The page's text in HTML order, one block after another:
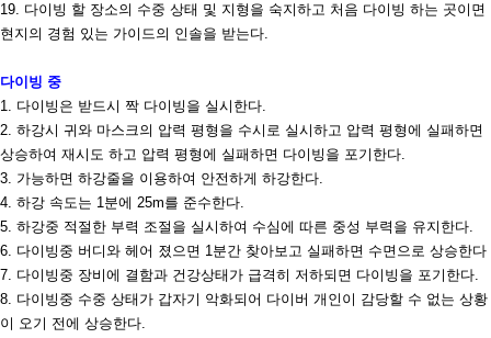
19. 다이빙 할 장소의 수중 상태 및 지형을 숙지하고 처음 다이빙 하는 곳이면
현지의 경험 있는 가이드의 인솔을 받는다.
다이빙 중
1. 다이빙은 받드시 짝 다이빙을 실시한다.
2. 하강시 귀와 마스크의 압력 평형을 수시로 실시하고 압력 평형에 실패하면
상승하여 재시도 하고 압력 평형에 실패하면 다이빙을 포기한다.
3. 가능하면 하강줄을 이용하여 안전하게 하강한다.
4. 하강 속도는 1분에 25m를 준수한다.
5. 하강중 적절한 부력 조절을 실시하여 수심에 따른 중성 부력을 유지한다.
6. 다이빙중 버디와 헤어 졌으면 1분간 찾아보고 실패하면 수면으로 상승한다
7. 다이빙중 장비에 결함과 건강상태가 급격히 저하되면 다이빙을 포기한다.
8. 다이빙중 수중 상태가 갑자기 악화되어 다이버 개인이 감당할 수 없는 상황
이 오기 전에 상승한다.